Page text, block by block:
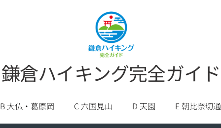
鎌倉ハイキング完全ガイド
B 大仏・葛原岡 C 六国見山 D 天園 E 朝比奈切通